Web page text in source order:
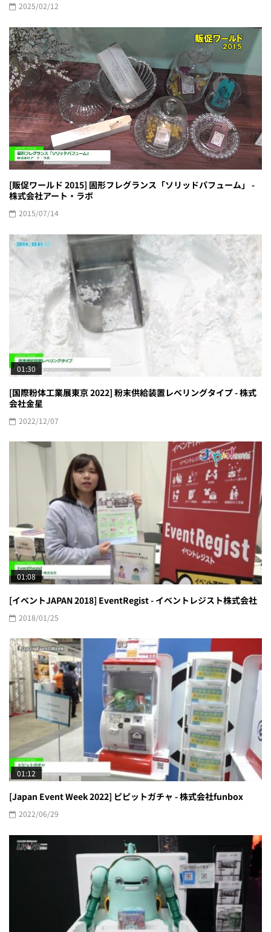
2025/02/12
[販促ワールド 2015] 固形フレグランス「ソリッドパフューム」 -
株式会社アート・ラボ
2015/07/14
01:30
[国際粉体工業展東京 2022] 粉末供給装置レベリングタイプ - 株式
会社金星
2022/12/07
01:08
[イベントJAPAN 2018] EventRegist - イベントレジスト株式会社
2018/01/25
01:12
[Japan Event Week 2022] ピピットガチャ - 株式会社funbox
2022/06/29